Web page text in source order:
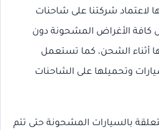
لاعتماد شركتنا على شاحنات
الأغراض المشحونة دون
أثناء الشحن، كما تستعمل
وتحميلها على الشاحنات
بالسيارات المشحونة حتى تتم